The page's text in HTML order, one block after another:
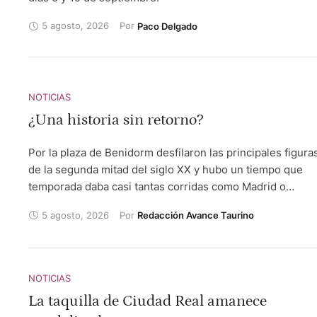
Albarracín 21/08 Peal de Becerro 22/08 Arauzo de Miel
24/08 Alalpardo 25/08 Cenizate (por confirmar) 05/09 …
5 agosto, 2026 Por Paco Delgado
NOTICIAS
¿Una historia sin retorno?
Por la plaza de Benidorm desfilaron las principales
de la segunda mitad del siglo XX y hubo un tiempo que
temporada daba casi tantas corridas como Madrid o
5 agosto, 2026 Por Redacción Avance Taurino
NOTICIAS
La taquilla de Ciudad Real amanece